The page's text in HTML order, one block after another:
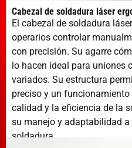
Cabezal de soldadura láser
El cabezal de soldadura
operarios controlar
con precisión. Su agarre
lo hacen ideal para uniones
variados. Su estructura
preciso y un
calidad y la eficiencia de la
su manejo y adaptabilidad
soldadura.